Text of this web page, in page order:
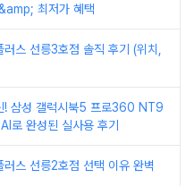
최저가 혜택
스 선릉3호점 솔직 후기 (위치,
! 삼성 갤럭시북5 프로360 NT9
로 완성된 실사용 후기
스 선릉2호점 선택 이유 완벽